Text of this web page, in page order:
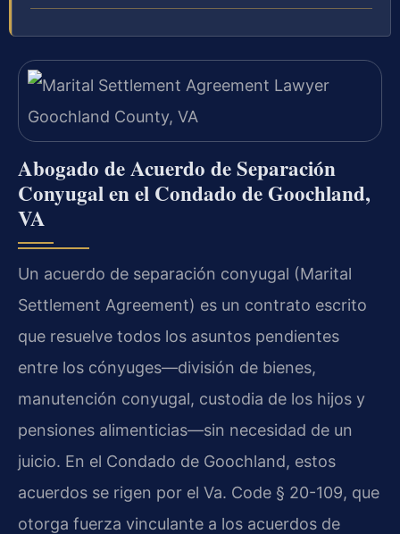
Abogado de Acuerdo de Separación
Conyugal en el Condado de Goochland,
VA
Un acuerdo de separación conyugal (Marital
Settlement Agreement) es un contrato escrito
que resuelve todos los asuntos pendientes
entre los cónyuges—división de bienes,
manutención conyugal, custodia de los hijos y
pensiones alimenticias—sin necesidad de un
juicio. En el Condado de Goochland, estos
acuerdos se rigen por el Va. Code § 20-109, que
otorga fuerza vinculante a los acuerdos de